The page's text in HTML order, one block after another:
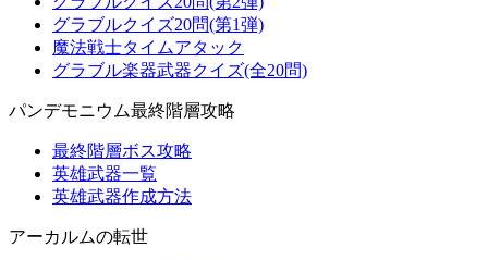
グラブルクイズ20問(第1弾)
魔法戦士タイムアタック
グラブル楽器武器クイズ(全20問)
パンデモニウム最終階層攻略
最終階層ボス攻略
英雄武器一覧
英雄武器作成方法
アーカルムの転世